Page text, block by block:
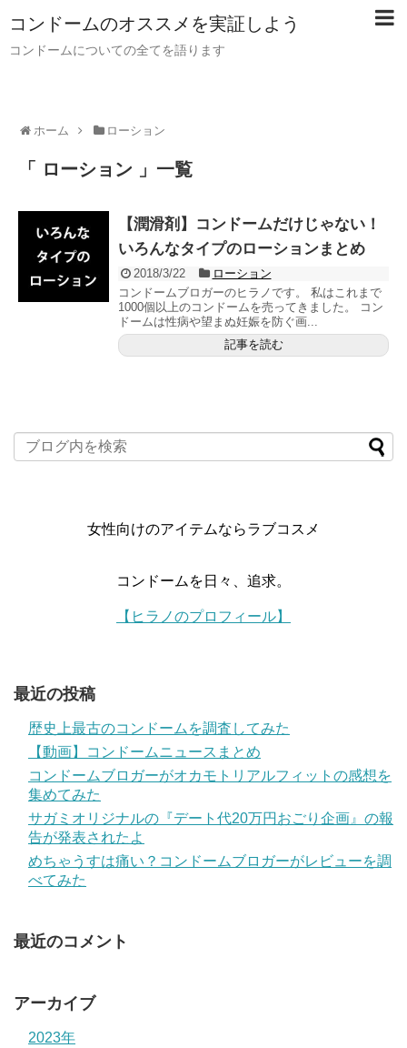
コンドームのオススメを実証しよう
コンドームについての全てを語ります
ホーム ローション
「 ローション 」一覧
【潤滑剤】コンドームだけじゃない！
いろんなタイプのローションまとめ
2018/3/22
ローション
コンドームブロガーのヒラノです。 私はこれまで
1000個以上のコンドームを売ってきました。 コン
ドームは性病や望まぬ妊娠を防ぐ画...
記事を読む
女性向けのアイテムならラブコスメ
コンドームを日々、追求。
【ヒラノのプロフィール】
最近の投稿
歴史上最古のコンドームを調査してみた
【動画】コンドームニュースまとめ
コンドームブロガーがオカモトリアルフィットの感想を
集めてみた
サガミオリジナルの『デート代20万円おごり企画』の報
告が発表されたよ
めちゃうすは痛い？コンドームブロガーがレビューを調
べてみた
最近のコメント
アーカイブ
2023年